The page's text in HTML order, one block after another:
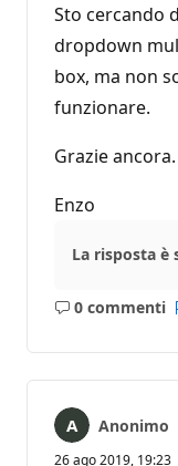
Sto cercando
dropdown
box, ma non
funzionare.
Grazie ancora.
Enzo
La risposta è
0 commenti
Nessun
Anonimo
26 ago 2019, 19:23